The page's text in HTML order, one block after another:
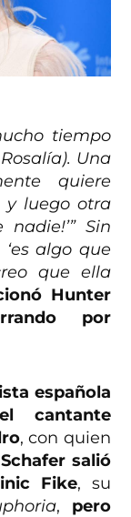
tiempo
Una
quiere
y luego otra
Sin
algo que
que ella
Hunter
por
española
cantante
, con quien
Schafer salió
Fike, su
, pero